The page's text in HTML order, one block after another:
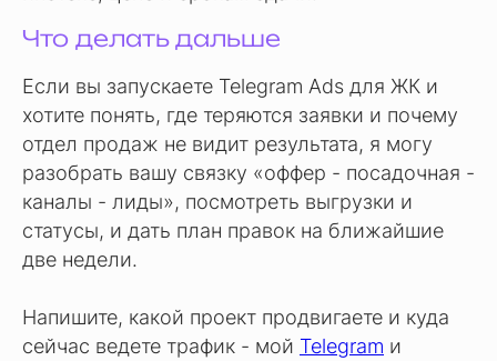
Что делать дальше
Если вы запускаете Telegram Ads для ЖК и
хотите понять, где теряются заявки и почему
отдел продаж не видит результата, я могу
разобрать вашу связку «оффер - посадочная -
каналы - лиды», посмотреть выгрузки и
статусы, и дать план правок на ближайшие
две недели.
Напишите, какой проект продвигаете и куда
сейчас ведете трафик - мой Telegram и